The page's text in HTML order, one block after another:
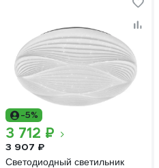
-5%
3 712 ₽
3 907 ₽
Светодиодный светильник